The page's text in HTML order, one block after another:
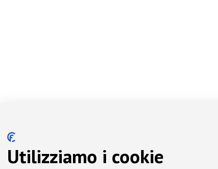
Utilizziamo i cookie